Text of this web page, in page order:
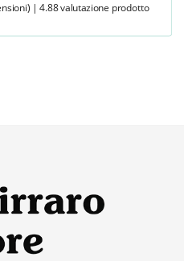
| 4.88 valutazione prodotto